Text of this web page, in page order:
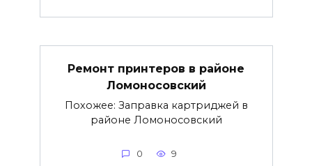
Ремонт принтеров в районе
Ломоносовский
Похожее: Заправка картриджей в
районе Ломоносовский
0 9